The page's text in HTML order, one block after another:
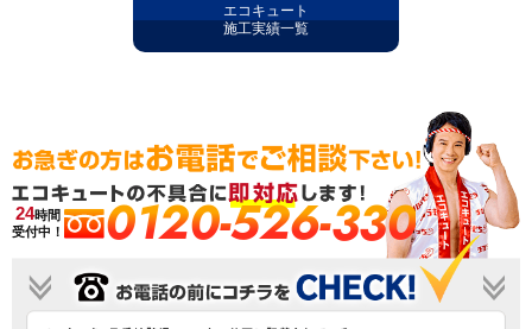
エコキュート
施工実績一覧
24時間
受付中！
0120-526-330